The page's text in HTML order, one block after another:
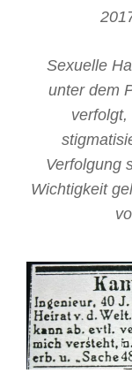
Sexuelle
unter dem
Verfolgung
Wichtigkeit